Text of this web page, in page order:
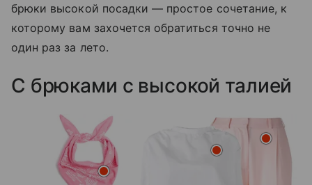
брюки высокой посадки — простое сочетание, к
которому вам захочется обратиться точно не
один раз за лето.
С брюками с высокой талией